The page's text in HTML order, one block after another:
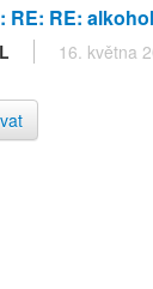
RE: RE:
16. května